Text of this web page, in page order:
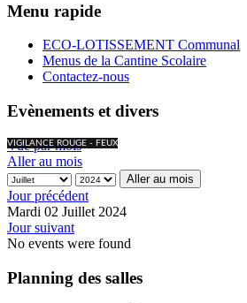
Menu rapide
ECO-LOTISSEMENT Communal
Menus de la Cantine Scolaire
Contactez-nous
Evènements et divers
VIGILANCE ROUGE - FEUX
Vue par mois
Aller au mois
Aller au mois
Jour précédent
Mardi 02 Juillet 2024
Jour suivant
No events were found
Planning des salles